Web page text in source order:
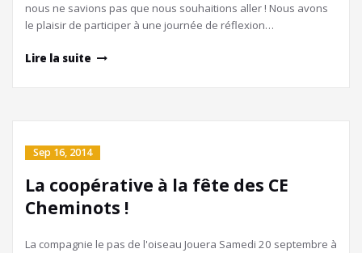
nous ne savions pas que nous souhaitions aller ! Nous avons
le plaisir de participer à une journée de réflexion…
Lire la suite
Sep 16, 2014
La coopérative à la fête des CE
Cheminots !
La compagnie le pas de l'oiseau Jouera Samedi 20 septembre à